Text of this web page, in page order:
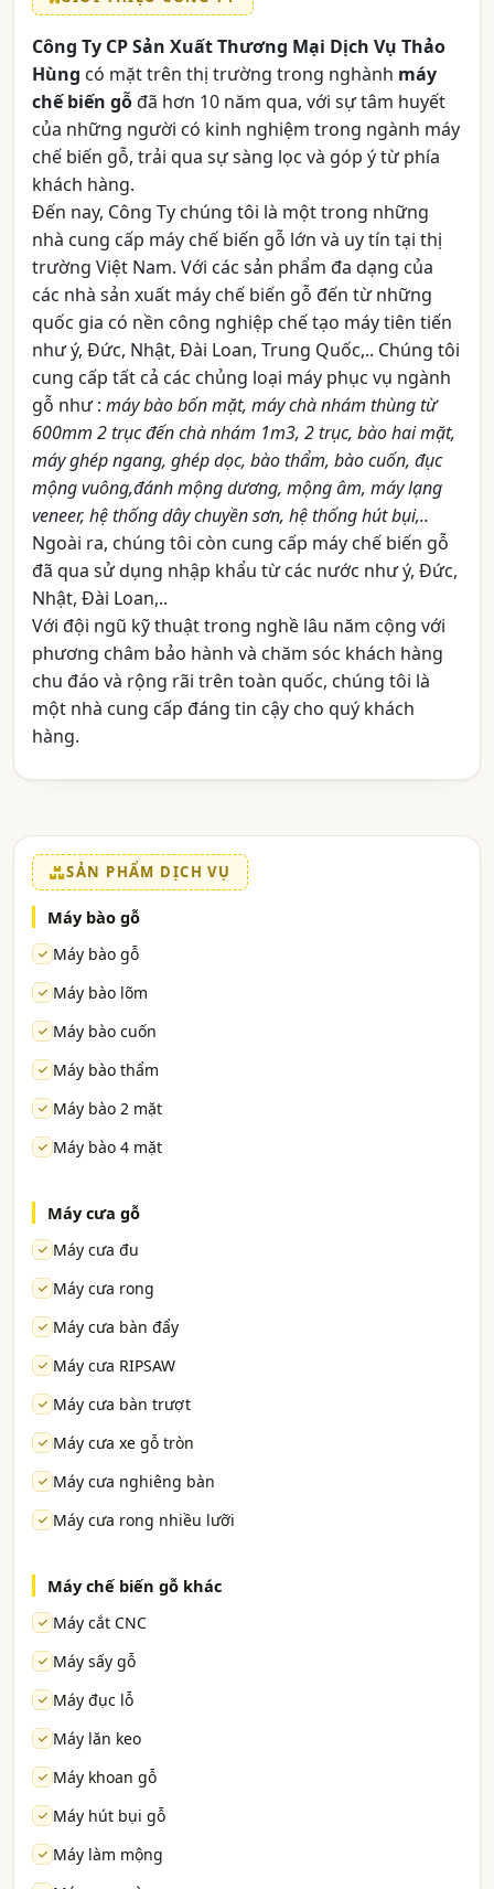
Công Ty CP Sản Xuất Thương Mại Dịch Vụ Thảo
Hùng có mặt trên thị trường trong nghành máy
chế biến gỗđã hơn 10 năm qua, với sự tâm huyết
của những người có kinh nghiệm trong ngành máy
chế biến gỗ, trải qua sự sàng lọc và góp ý từ phía
khách hàng.
Đến nay, Công Ty chúng tôi là một trong những
nhà cung cấp máy chế biến gỗ lớn và uy tín tại thị
trường Việt Nam. Với các sản phẩm đa dạng của
các nhà sản xuất máy chế biến gỗ đến từ những
quốc gia có nền công nghiệp chế tạo máy tiên tiến
như ý, Đức, Nhật, Đài Loan, Trung Quốc,.. Chúng tôi
cung cấp tất cả các chủng loại máy phục vụ ngành
gỗ như : máy bào bốn mặt, máy chà nhám thùng từ
600mm 2 trục đến chà nhám 1m3, 2 trục, bào hai mặt,
máy ghép ngang, ghép dọc, bào thẩm, bào cuốn, đục
mộng vuông,đánh mộng dương, mộng âm, máy lạng
veneer, hệ thống dây chuyền sơn, hệ thống hút bụi,..
Ngoài ra, chúng tôi còn cung cấp máy chế biến gỗ
đã qua sử dụng nhập khẩu từ các nước như ý, Đức,
Nhật, Đài Loan,..
Với đội ngũ kỹ thuật trong nghề lâu năm cộng với
phương châm bảo hành và chăm sóc khách hàng
chu đáo và rộng rãi trên toàn quốc, chúng tôi là
một nhà cung cấp đáng tin cậy cho quý khách
hàng.
SẢN PHẨM DỊCH VỤ
Máy bào gỗ
Máy bào gỗ
Máy bào lõm
Máy bào cuốn
Máy bào thẩm
Máy bào 2 mặt
Máy bào 4 mặt
Máy cưa gỗ
Máy cưa đu
Máy cưa rong
Máy cưa bàn đẩy
Máy cưa RIPSAW
Máy cưa bàn trượt
Máy cưa xe gỗ tròn
Máy cưa nghiêng bàn
Máy cưa rong nhiều lưỡi
Máy chế biến gỗ khác
Máy cắt CNC
Máy sấy gỗ
Máy đục lỗ
Máy lăn keo
Máy khoan gỗ
Máy hút bụi gỗ
Máy làm mộng